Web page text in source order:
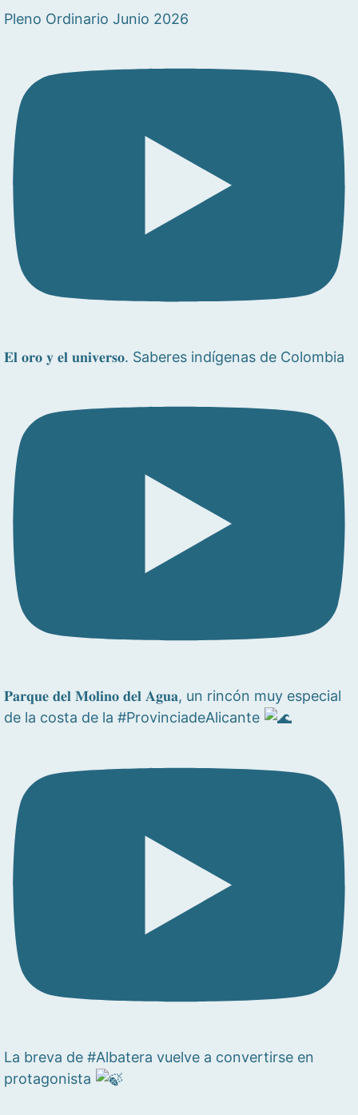
Pleno Ordinario Junio 2026
𝐄𝐥 𝐨𝐫𝐨 𝐲 𝐞𝐥 𝐮𝐧𝐢𝐯𝐞𝐫𝐬𝐨. Saberes indígenas de Colombia
𝐏𝐚𝐫𝐪𝐮𝐞 𝐝𝐞𝐥 𝐌𝐨𝐥𝐢𝐧𝐨 𝐝𝐞𝐥 𝐀𝐠𝐮𝐚, un rincón muy especial
de la costa de la #ProvinciadeAlicante
La breva de #Albatera vuelve a convertirse en
protagonista